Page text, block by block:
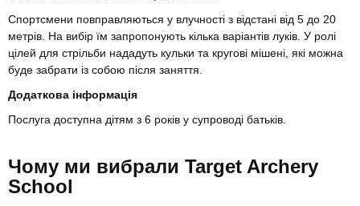
Спортсмени повправляються у влучності з відстані від 5 до 20
метрів. На вибір їм запропонують кілька варіантів луків. У ролі
цілей для стрільби нададуть кульки та кругові мішені, які можна
буде забрати із собою після заняття.
Додаткова інформація
Послуга доступна дітям з 6 років у супроводі батьків.
Чому ми вибрали Target Archery
School